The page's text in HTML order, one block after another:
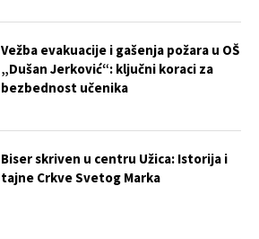
Vežba evakuacije i gašenja požara u OŠ
„Dušan Jerković“: ključni koraci za
bezbednost učenika
Biser skriven u centru Užica: Istorija i
tajne Crkve Svetog Marka